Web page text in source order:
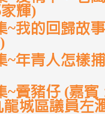
輝)
~我的回歸故
~年青人怎樣
~賣豬仔 (嘉賓
城區議員左